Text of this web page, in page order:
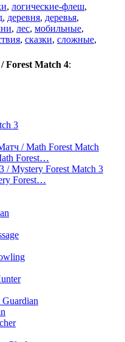
, логические-флеш,
, деревня, деревья,
, лес, мобильные,
, сказки, сложные,
Forest Match 4:
Forest…
Forest…